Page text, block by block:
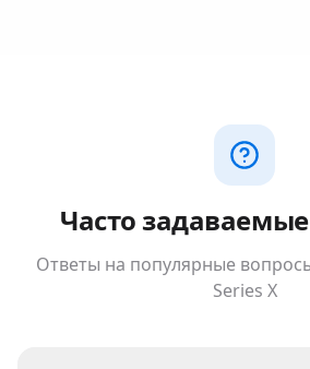
Часто
Ответы на популярные
Series X